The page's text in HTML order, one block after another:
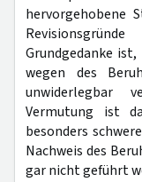
hervorgehobene
Grundgedanke
wegen des
unwiderlegbar
Vermutung ist
besonders
Nachweis des
gar nicht geführt